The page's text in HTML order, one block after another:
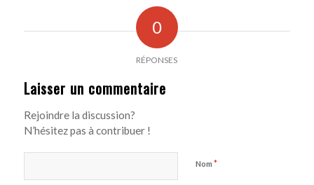
0
RÉPONSES
Laisser un commentaire
Rejoindre la discussion?
N’hésitez pas à contribuer !
Nom *